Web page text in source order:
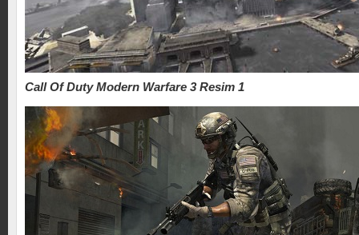
Call Of Duty Modern Warfare 3 Resim 1